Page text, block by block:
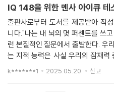
장치가 된다. 고도의 집중력을 발휘
새로운 문제에 도전할 활력을 얻게
스트를 끝내면 채점을 통해 내 아이
산해 구체적으로 가늠해 볼 수 있다.
수리·논리·창의 사고를 자극하여
IQ 148을 위한 멘사 아이큐 테
출판사로부터 도서를 제공받아 작
니다."나는 내 뇌의 몇 퍼센트를 쓰
런 본질적인 질문에서 출발한다. 우
는 지적 능력은 사실 우리의 잠재력
지 않으며, 그 나머지를 깨우는 열쇠
k*******1 2025.05.20. 신고